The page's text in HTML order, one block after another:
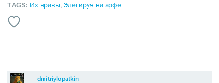
TAGS: Их нравы,Элегируя на арфе
dmitriylopatkin